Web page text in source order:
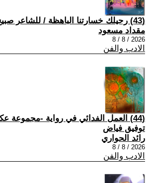
(43) رحيلك خسارتنا الباهظة / للشاعر صبيح عمر
مقداد مسعود
2026 / 8 / 8
الادب والفن
توفيق فياض
رائد الحواري
2026 / 8 / 8
الادب والفن